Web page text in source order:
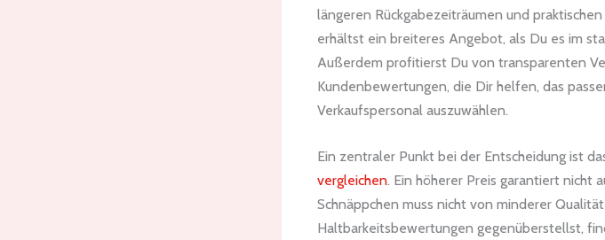
längeren Rückgabezeiträumen und
erhältst ein breiteres Angebot, als Du es im
Außerdem profitierst Du von transparenten
Kundenbewertungen, die Dir helfen, das
Verkaufspersonal auszuwählen.
Ein zentraler Punkt bei der Entscheidung ist
vergleichen. Ein höherer Preis garantiert nicht
Schnäppchen muss nicht von minderer
Haltbarkeitsbewertungen gegenüberstellst,